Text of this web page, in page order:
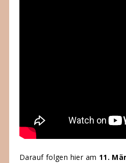
Darauf folgen hier am 11.